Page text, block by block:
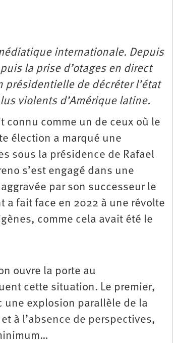
internationale. Depuis
la prise d’otages en direct
de décréter l’état
violents d’Amérique latine.
connu comme un de ceux où le
élection a marqué une
sous la présidence de Rafael
s’est engagé dans une
par son successeur le
a fait face en 2022 à une révolte
comme cela avait été le
ouvre la porte au
cette situation. Le premier,
une explosion parallèle de la
à l’absence de perspectives,